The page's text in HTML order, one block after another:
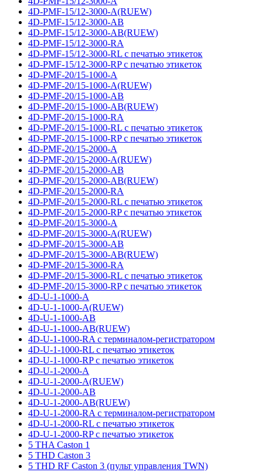
4D-PMF-15/12-3000-A(RUEW)
4D-PMF-15/12-3000-AB
4D-PMF-15/12-3000-AB(RUEW)
4D-PMF-15/12-3000-RA
4D-PMF-15/12-3000-RL с печатью этикеток
4D-PMF-15/12-3000-RP с печатью этикеток
4D-PMF-20/15-1000-A
4D-PMF-20/15-1000-A(RUEW)
4D-PMF-20/15-1000-AB
4D-PMF-20/15-1000-AB(RUEW)
4D-PMF-20/15-1000-RA
4D-PMF-20/15-1000-RL с печатью этикеток
4D-PMF-20/15-1000-RP с печатью этикеток
4D-PMF-20/15-2000-A
4D-PMF-20/15-2000-A(RUEW)
4D-PMF-20/15-2000-AB
4D-PMF-20/15-2000-AB(RUEW)
4D-PMF-20/15-2000-RA
4D-PMF-20/15-2000-RL с печатью этикеток
4D-PMF-20/15-2000-RP с печатью этикеток
4D-PMF-20/15-3000-A
4D-PMF-20/15-3000-A(RUEW)
4D-PMF-20/15-3000-AB
4D-PMF-20/15-3000-AB(RUEW)
4D-PMF-20/15-3000-RA
4D-PMF-20/15-3000-RL с печатью этикеток
4D-PMF-20/15-3000-RP с печатью этикеток
4D-U-1-1000-A
4D-U-1-1000-A(RUEW)
4D-U-1-1000-AB
4D-U-1-1000-AB(RUEW)
4D-U-1-1000-RA с терминалом-регистратором
4D-U-1-1000-RL с печатью этикеток
4D-U-1-1000-RP с печатью этикеток
4D-U-1-2000-A
4D-U-1-2000-A(RUEW)
4D-U-1-2000-AB
4D-U-1-2000-AB(RUEW)
4D-U-1-2000-RA с терминалом-регистратором
4D-U-1-2000-RL с печатью этикеток
4D-U-1-2000-RP с печатью этикеток
5 THA Caston 1
5 THD Caston 3
5 THD RF Caston 3 (пульт управления TWN)